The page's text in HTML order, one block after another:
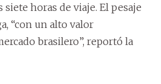
horas de viaje. El pesaje
“con un alto valor
brasilero”, reportó la